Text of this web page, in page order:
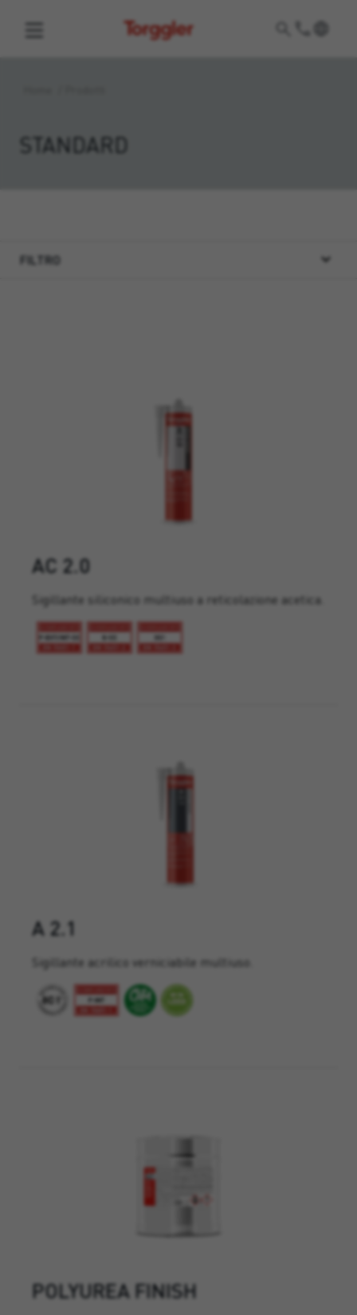
Torggler
STANDARD
FILTRO
AC 2.0
Sigillante siliconico multiuso a reticolazione acetica.
A 2.1
Sigillante acrilico verniciabile multiuso.
POLYUREA FINISH